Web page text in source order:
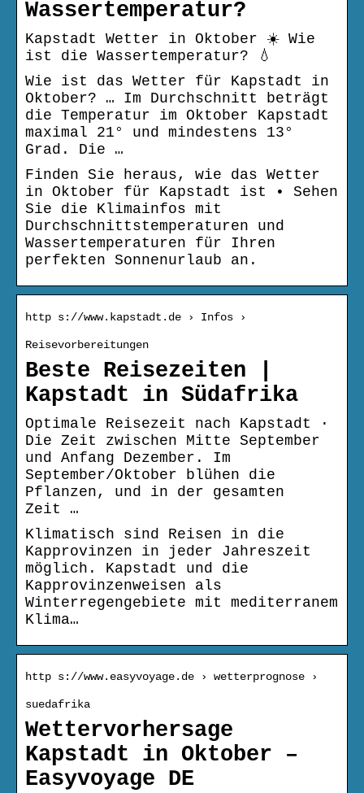
Wassertemperatur?
Kapstadt Wetter in Oktober ☀️ Wie
ist die Wassertemperatur? 💧
Wie ist das Wetter für Kapstadt in
Oktober? … Im Durchschnitt beträgt
die Temperatur im Oktober Kapstadt
maximal 21° und mindestens 13°
Grad. Die …
Finden Sie heraus, wie das Wetter
in Oktober für Kapstadt ist • Sehen
Sie die Klimainfos mit
Durchschnittstemperaturen und
Wassertemperaturen für Ihren
perfekten Sonnenurlaub an.
http s://www.kapstadt.de › Infos ›
Reisevorbereitungen
Beste Reisezeiten |
Kapstadt in Südafrika
Optimale Reisezeit nach Kapstadt ·
Die Zeit zwischen Mitte September
und Anfang Dezember. Im
September/Oktober blühen die
Pflanzen, und in der gesamten
Zeit …
Klimatisch sind Reisen in die
Kapprovinzen in jeder Jahreszeit
möglich. Kapstadt und die
Kapprovinzenweisen als
Winterregengebiete mit mediterranem
Klima…
http s://www.easyvoyage.de › wetterprognose ›
suedafrika
Wettervorhersage
Kapstadt in Oktober –
Easyvoyage DE